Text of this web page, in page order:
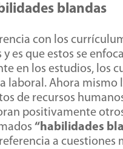
blandas
con los
es que estos se
en los estudios, los
laboral. Ahora mismo
de recursos
positivamente
“habilidades
a cuestiones